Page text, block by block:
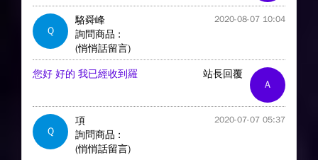
Q
駱舜峰 2020-08-07 10:04
詢問商品 :
(悄悄話留言)
A
站長回覆
您好 好的 我已經收到羅
Q
項 2020-07-07 05:37
詢問商品 :
(悄悄話留言)